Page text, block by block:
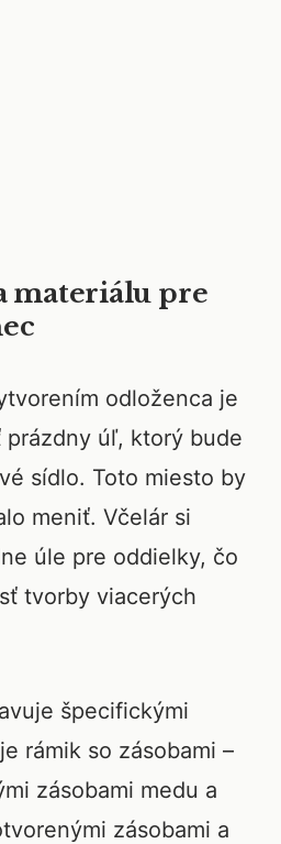
materiálu pre
odloženca je
úľ, ktorý bude
sídlo. Toto miesto by
meniť. Včelár si
úle pre oddielky, čo
tvorby viacerých
špecifickými
rámik so zásobami –
zásobami medu a
zásobami a